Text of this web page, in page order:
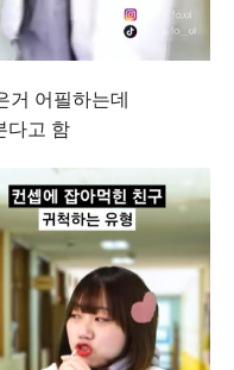
거 어필하는데
다고 함